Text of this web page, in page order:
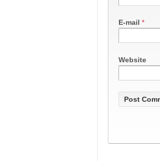
E-mail *
Website